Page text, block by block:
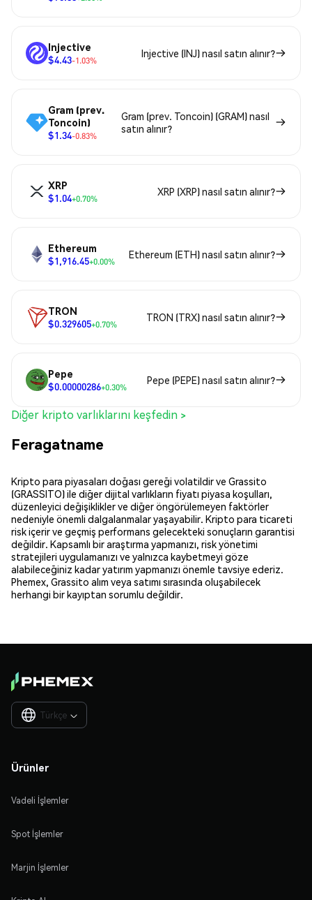
Injective
$4.43-1.03%
Injective (INJ) nasıl satın alınır?
Gram (prev.
Toncoin)
$1.34-0.83%
Gram (prev. Toncoin) (GRAM) nasıl
satın alınır?
XRP
$1.04+0.70%
XRP (XRP) nasıl satın alınır?
Ethereum
$1,916.45+0.00%
Ethereum (ETH) nasıl satın alınır?
TRON
$0.329605+0.70%
TRON (TRX) nasıl satın alınır?
Pepe
$0.00000286+0.30%
Pepe (PEPE) nasıl satın alınır?
Diğer kripto varlıklarını keşfedin >
Feragatname
Kripto para piyasaları doğası gereği volatildir ve Grassito
(GRASSITO) ile diğer dijital varlıkların fiyatı piyasa koşulları,
düzenleyici değişiklikler ve diğer öngörülemeyen faktörler
nedeniyle önemli dalgalanmalar yaşayabilir. Kripto para ticareti
risk içerir ve geçmiş performans gelecekteki sonuçların garantisi
değildir. Kapsamlı bir araştırma yapmanızı, risk yönetimi
stratejileri uygulamanızı ve yalnızca kaybetmeyi göze
alabileceğiniz kadar yatırım yapmanızı önemle tavsiye ederiz.
Phemex, Grassito alım veya satımı sırasında oluşabilecek
herhangi bir kayıptan sorumlu değildir.
Türkçe 
Ürünler
Vadeli İşlemler
Spot İşlemler
Marjin İşlemler